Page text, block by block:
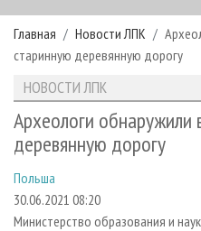
РУБРИКИ И ТЕМЫ
РУБРИКИ ЖУРНАЛА
ЛЕСОЗАГОТОВКА
ЛЕСОПИЛЕНИЕ
СУШКА ДРЕВЕСИНЫ
ПРОИЗВОДСТВО
НОВОСТИ
НОВОСТИ ЛПК
НОВОСТИ ЖУРНАЛА
ПРОЕКТЫ ЛПИ
АНАЛИТИКА
ПРЕДПРИЯТИЯ ЛПК
ПЕРСОНЫ
АРХИВ ЖУРНАЛОВ
О ЖУРНАЛЕ
КОНТАКТЫ
РЕКЛАМОДАТЕЛЯМ
РЕКЛАМА
Главная Новости ЛПК
старинную деревянную дорогу
НОВОСТИ ЛПК
Археологи
деревянную дорогу
Польша
30.06.2021 08:20
Министерство образования и